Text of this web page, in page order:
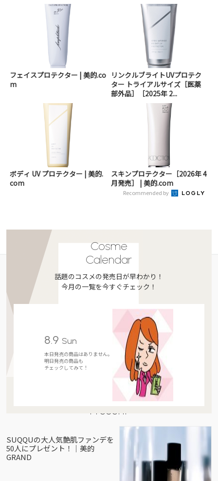
フェイスプロテクター | 美的.co
m
リンクルブライトUVプロテク
ター トライアルサイズ［医薬
部外品］［2025年 2...
ボディ UV プロテクター | 美的.
com
スキンプロテクター［2026年 4
月発売］ | 美的.com
Recommended by
Cosme
Calendar
話題のコスメの発売日が早わかり！
今月の一覧を今すぐチェック！
8.9 Sun
本日発売の商品はありません。
明日発売の商品も
チェックしてみて！
Present
SUQQUの大人気艶肌ファンデを
50人にプレゼント！｜美的
GRAND